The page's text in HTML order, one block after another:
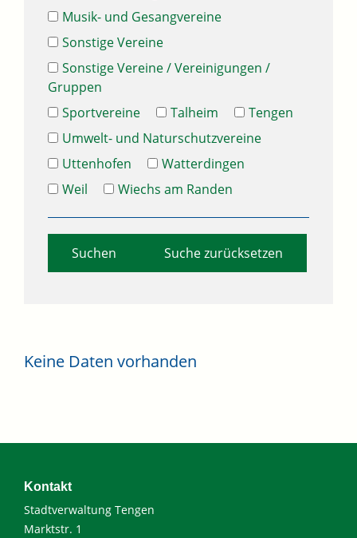
Musik- und Gesangvereine
Sonstige Vereine
Sonstige Vereine / Vereinigungen /
Gruppen
Sportvereine
Talheim
Tengen
Umwelt- und Naturschutzvereine
Uttenhofen
Watterdingen
Weil
Wiechs am Randen
Suche zurücksetzen
Keine Daten vorhanden
Kontakt
Stadtverwaltung Tengen
Marktstr. 1